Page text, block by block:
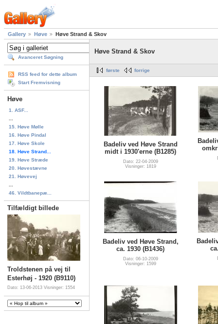
Gallery Høve Høve Strand & Skov
Avanceret Søgning
RSS feed for dette album
Start Fremvisning
Høve
1. ASF...
15. Høve Mølle
16. Høve Pindal
17. Høve Skole
18. Høve Strand...
19. Høve Stræde
20. Høvestævne
21. Høvevej
46. Vildtbanepæ...
Tilfældigt billede
Troldstenen på vej til
Esterhøj - 1920 (B9110)
Dato: 13-06-2013 Visninger: 1554
Høve Strand & Skov
første forrige
Badeliv ved Høve Strand
midt i 1930'erne (B1285)
Dato: 22-04-2009
Visninger: 1819
Badeliv ved Høve Strand,
ca. 1930 (B1436)
Dato: 06-10-2009
Visninger: 1599